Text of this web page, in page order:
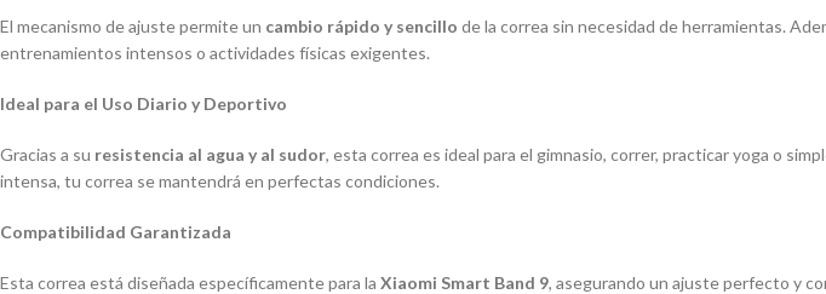
El mecanismo de ajuste permite un cambio rápido y sencillo de la correa sin necesidad de herramientas.
entrenamientos intensos o actividades físicas exigentes.
Ideal para el Uso Diario y Deportivo
Gracias a su resistencia al agua y al sudor, esta correa es ideal para el gimnasio, correr, practicar yoga o
intensa, tu correa se mantendrá en perfectas condiciones.
Compatibilidad Garantizada
Esta correa está diseñada específicamente para la Xiaomi Smart Band 9, asegurando un ajuste perfecto y